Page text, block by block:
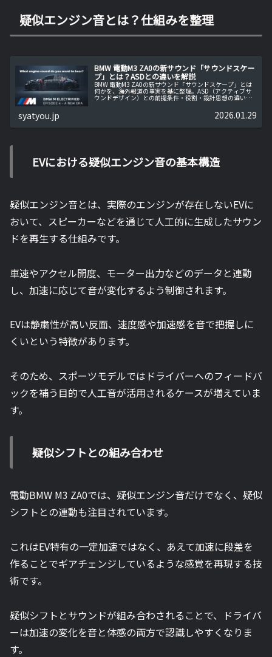
疑似エンジン音とは？仕組みを整理
BMW 電動M3 ZA0の新サウンド「サウンドスケー
プ」とは？ASDとの違いを解説
BMW 電動M3 ZA0の新サウンド「サウンドスケープ」とは
何かを、海外報道の事実を基に整理。ASD（アクティブサ
ウンドデザイン）との前提条件・役割・設計思想の違いを
解説し、フェイクサウンドとの混同を防ぎます。
syatyou.jp 2026.01.29
EVにおける疑似エンジン音の基本構造
疑似エンジン音とは、実際のエンジンが存在しないEVに
おいて、スピーカーなどを通じて人工的に生成したサウン
ドを再生する仕組みです。
車速やアクセル開度、モーター出力などのデータと連動
し、加速に応じて音が変化するよう制御されます。
EVは静粛性が高い反面、速度感や加速感を音で把握しに
くいという特徴があります。
そのため、スポーツモデルではドライバーへのフィードバ
ックを補う目的で人工音が活用されるケースが増えていま
す。
疑似シフトとの組み合わせ
電動BMW M3 ZA0では、疑似エンジン音だけでなく、疑似
シフトとの連動も注目されています。
これはEV特有の一定加速ではなく、あえて加速に段差を
作ることでギアチェンジしているような感覚を再現する技
術です。
疑似シフトとサウンドが組み合わされることで、ドライバ
ーは加速の変化を音と体感の両方で認識しやすくなりま
す。